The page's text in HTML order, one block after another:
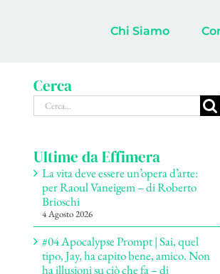
Chi Siamo
Cerca
Cerca
per:
Ultime da Effimera
La vita deve essere un’opera d’arte:
per Raoul Vaneigem – di Roberto
Brioschi
4 Agosto 2026
#04 Apocalypse Prompt | Sai, quel
tipo, Jay, ha capito bene, amico. Non
ha illusioni su ciò che fa – di